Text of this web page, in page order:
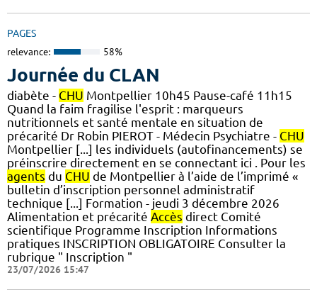
PAGES
relevance: 58%
Journée du CLAN
diabète - CHU Montpellier 10h45 Pause-café 11h15
Quand la faim fragilise l'esprit : marqueurs
nutritionnels et santé mentale en situation de
précarité Dr Robin PIEROT - Médecin Psychiatre - CHU
Montpellier [...] les individuels (autofinancements) se
préinscrire directement en se connectant ici . Pour les
agents du CHU de Montpellier à l’aide de l’imprimé «
bulletin d’inscription personnel administratif
technique [...] Formation - jeudi 3 décembre 2026
Alimentation et précarité Accès direct Comité
scientifique Programme Inscription Informations
pratiques ​INSCRIPTION OBLIGATOIRE Consulter la
rubrique " Inscription "
23/07/2026 15:47